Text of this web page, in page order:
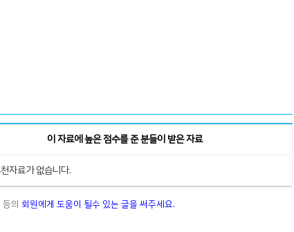
이 자료에 높은 점수를 준 분들이 받은 자료
자료가 없습니다.
의 회원에게 도움이 될수 있는 글을 써주세요.